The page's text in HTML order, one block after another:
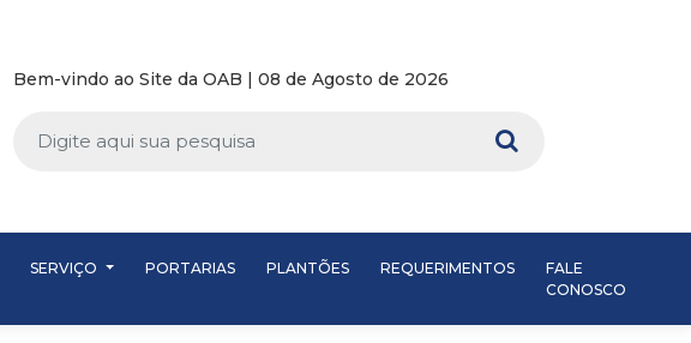
Bem-vindo ao Site da OAB | 08 de Agosto de 2026
SERVIÇO PORTARIAS PLANTÕES REQUERIMENTOS
FALE
CONOSCO